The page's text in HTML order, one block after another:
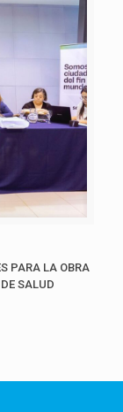
PARA LA OBRA
SALUD